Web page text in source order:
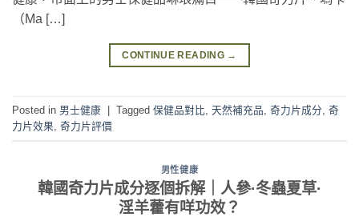
（Ma […]
CONTINUE READING →
Posted in 男士健康 | Tagged 保健品對比 天然補充品 奇力片成分 奇
力片效果 奇力片評價
男性健康
韓國奇力片成分逐個拆解｜人參·冬蟲夏草·
淫羊藿有咩功效？